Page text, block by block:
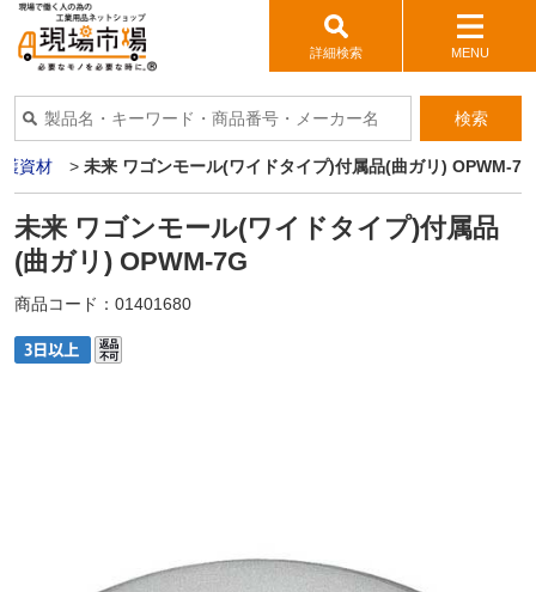
詳細検索 MENU
検索
資材 > 未来 ワゴンモール(ワイドタイプ)付属品(曲ガリ) OPWM-7G
未来 ワゴンモール(ワイドタイプ)付属品
(曲ガリ) OPWM-7G
商品コード： 01401680